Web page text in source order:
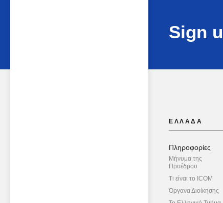
Sign
ΕΛΛΑΔΑ
Πληροφορίες
Μήνυμα της
Προέδρου
Τι είναι το ICOM
Όργανα Διοίκησης